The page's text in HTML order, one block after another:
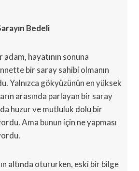
Bedeli
hayatının sonuna
bir saray sahibi olmanın
Yalnızca gökyüzünün en yüksek
arasında parlayan bir saray
huzur ve mutluluk dolu bir
Ama bunun için ne yapması
altında otururken, eski bir bilge